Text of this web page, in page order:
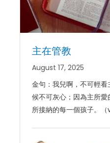
主在管教
August 17, 2025
金句：我兒啊，不可輕
候不可灰心；因為主所
所接納的每一個孩子。（